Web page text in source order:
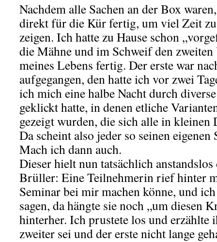
Nachdem alle Sachen an der Box
direkt für die Kür fertig, um viel Zeit
zeigen. Ich hatte zu Hause schon
die Mähne und im Schweif den
meines Lebens fertig. Der erste war
aufgegangen, den hatte ich vor zwei
ich mich eine halbe Nacht durch
geklickt hatte, in denen etliche
gezeigt wurden, die sich alle in kleinen
Da scheint also jeder so seinen
Mach ich dann auch.
Dieser hielt nun tatsächlich
Brüller: Eine Teilnehmerin rief hinter
Seminar bei mir machen könne, und
sagen, da hängte sie noch „um diesen
hinterher. Ich prustete los und erzählte
zweiter sei und der erste nicht lange